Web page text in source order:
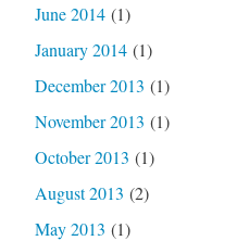
June 2014(1)
January 2014(1)
December 2013 (1)
November 2013 (1)
October 2013 (1)
August 2013 (2)
May 2013 (1)